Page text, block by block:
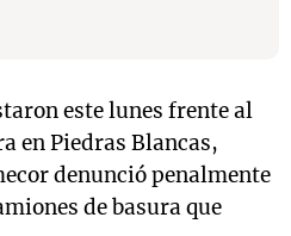
este lunes frente al
en Piedras Blancas,
denunció penalmente
de basura que